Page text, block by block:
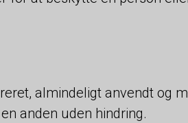
almindeligt anvendt og
anden uden hindring.